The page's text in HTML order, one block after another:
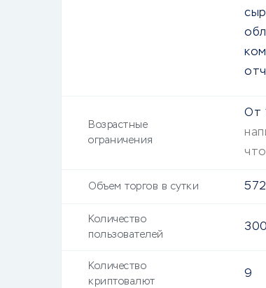
Возрастные
ограничения
От
Объем торгов в сутки
Количество
пользователей
Количество
криптовалют
9